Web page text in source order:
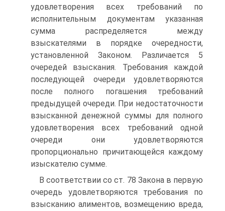
удовлетворения всех требований по
исполнительным документам указанная
сумма распределяется между
взыскателями в порядке очередности,
установленной Законом. Различается 5
очередей взыскания. Требования каждой
последующей очереди удовлетворяются
после полного погашения требований
предыдущей очереди. При недостаточности
взысканной денежной суммы для полного
удовлетворения всех требований одной
очереди они удовлетворяются
пропорционально причитающейся каждому
изыскателю сумме.
В соответствии со ст. 78 Закона в первую
очередь удовлетворяются требования по
взысканию алиментов, возмещению вреда,